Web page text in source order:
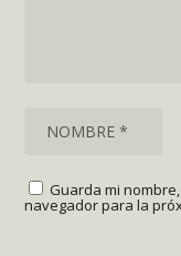
Guarda mi
navegador para la